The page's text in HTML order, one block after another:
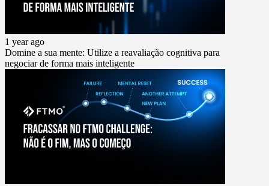
1 year ago
Domine a sua mente: Utilize a reavaliação cognitiva para
negociar de forma mais inteligente